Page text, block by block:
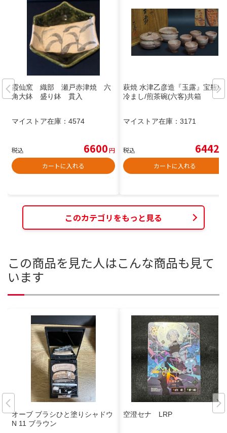
霞仙窯 織部 瀬戸赤津焼 六
角大鉢 盛り鉢 貫入
マイストア在庫： 4574
税込 6600円
カートに入れる
萩焼 水津乙彦造『玉露』宝瓶/湯
冷まし/煎茶碗(六客)共箱
マイストア在庫： 3171
税込 6442
カートに入れる
このカテゴリをもっと見る
この商品を見た人はこんな商品も見て
います
オーブ ブラシひと塗りシャドウ
N 11 ブラウン
空澄セナ LRP